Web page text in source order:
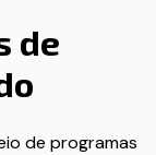
de
de programas